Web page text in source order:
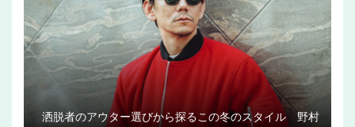
洒脱者のアウター選びから探るこの冬のスタイル 野村